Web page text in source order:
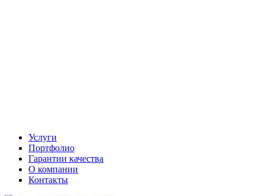
Услуги
Портфолио
Гарантии качества
О компании
Контакты